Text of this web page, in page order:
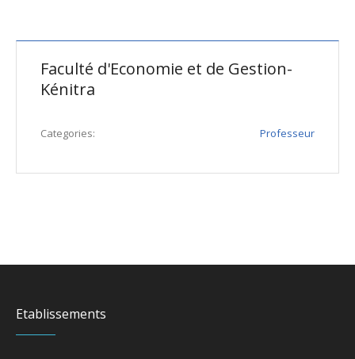
Faculté d'Economie et de Gestion-
Kénitra
Categories: Professeur
Etablissements